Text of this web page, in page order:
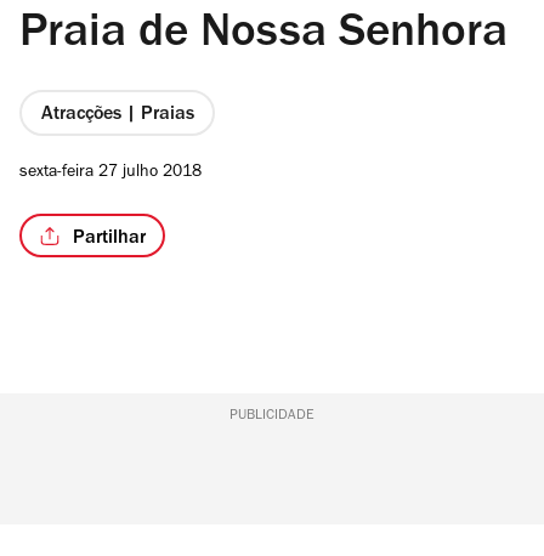
Praia de Nossa Senhora
Atracções | Praias
sexta-feira 27 julho 2018
Partilhar
PUBLICIDADE